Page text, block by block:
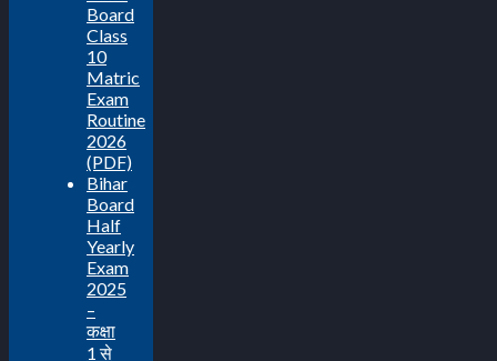
Board
Class
10
Matric
Exam
Routine
2026
(PDF)
Bihar
Board
Half
Yearly
Exam
2025
–
कक्षा
1 से